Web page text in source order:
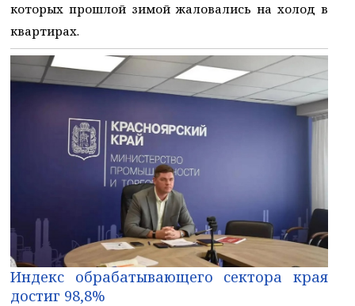
которых прошлой зимой жаловались на холод в
квартирах.
Индекс обрабатывающего сектора края
достиг 98,8%